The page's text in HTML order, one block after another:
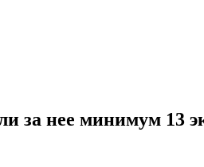
за нее минимум 13